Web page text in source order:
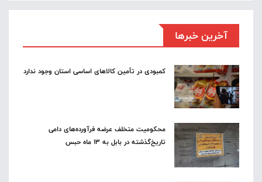
آخرین خبرها
کمبودی در تأمین کالاهای اساسی استان وجود ندارد
محکومیت متخلف عرضه فرآورده‌های دامی
تاریخ‌گذشته در بابل به ۱۳ ماه حبس